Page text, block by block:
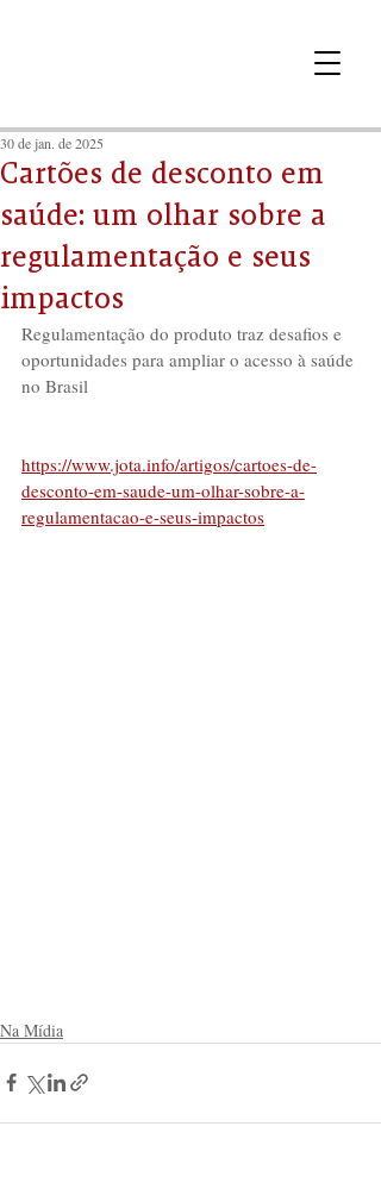
Cartões de desconto em
saúde: um olhar sobre a
regulamentação e seus
impactos
30 de jan. de 2025
Regulamentação do produto traz desafios e
oportunidades para ampliar o acesso à saúde
no Brasil
https://www.jota.info/artigos/cartoes-de-
desconto-em-saude-um-olhar-sobre-a-
regulamentacao-e-seus-impactos
Na Mídia